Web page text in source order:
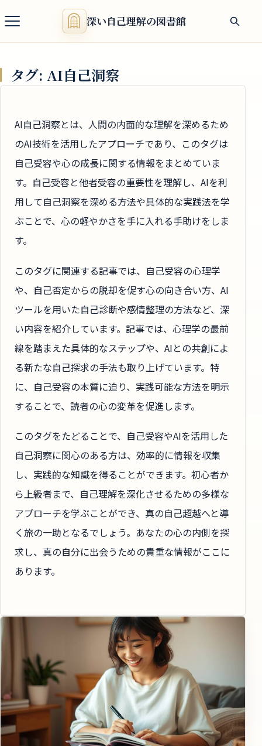
深い自己理解の図書館
タグ: AI自己洞察
AI自己洞察とは、人間の内面的な理解を深めるため
のAI技術を活用したアプローチであり、このタグは
自己受容や心の成長に関する情報をまとめていま
す。自己受容と他者受容の重要性を理解し、AIを利
用して自己洞察を深める方法や具体的な実践法を学
ぶことで、心の軽やかさを手に入れる手助けをしま
す。
このタグに関連する記事では、自己受容の心理学
や、自己否定からの脱却を促す心の向き合い方、AI
ツールを用いた自己診断や感情整理の方法など、深
い内容を紹介しています。記事では、心理学の最前
線を踏まえた具体的なステップや、AIとの共創によ
る新たな自己探求の手法も取り上げています。特
に、自己受容の本質に迫り、実践可能な方法を明示
することで、読者の心の変革を促進します。
このタグをたどることで、自己受容やAIを活用した
自己洞察に関心のある方は、効率的に情報を収集
し、実践的な知識を得ることができます。初心者か
ら上級者まで、自己理解を深化させるための多様な
アプローチを学ぶことができ、真の自己超越へと導
く旅の一助となるでしょう。あなたの心の内側を探
求し、真の自分に出会うための貴重な情報がここに
あります。